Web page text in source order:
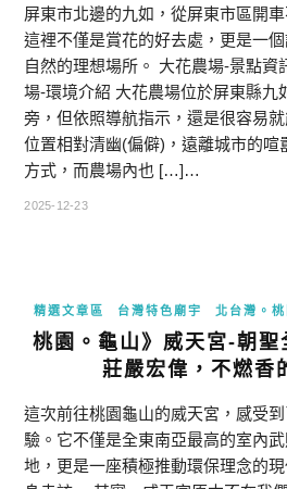
屏東市北邊的九如，從屏東市區開
這裡不僅是賞花的好去處，更是一
自然的理想場所。 大花農場-景點資
場-環境介紹 大花農場位於屏東縣九
旁，但依照導航指示，還是很容易
位置相對清幽(偏僻)，遠離城市的喧
方式，而農場內也 […]…
2025-12-23
精選文章區 台灣特色廟宇 北台灣。桃
桃園。龜山》威天宮-朝聖
莊嚴宏偉，不燃香
這次前往桃園龜山的威天宮，感受
驗。它不僅是全東南亞最高的室內
地，更是一座積極推動環保理念的